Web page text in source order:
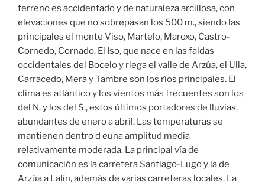
terreno es accidentado y de naturaleza arcillosa, con
elevaciones que no sobrepasan los 500 m., siendo las
principales el monte Viso, Martelo, Maroxo, Castro-
Cornedo, Cornado. El Iso, que nace en las faldas
occidentales del Bocelo y riega el valle de Arzúa, el Ulla,
Carracedo, Mera y Tambre son los ríos principales. El
clima es atlántico y los vientos más frecuentes son los
del N. y los del S., estos últimos portadores de lluvias,
abundantes de enero a abril. Las temperaturas se
mantienen dentro d euna amplitud media
relativamente moderada. La principal vía de
comunicación es la carretera Santiago-Lugo y la de
Arzúa a Lalín, además de varias carreteras locales. La